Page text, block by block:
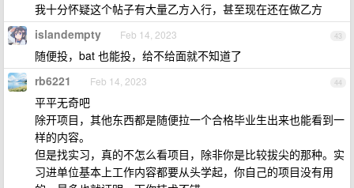
我十分怀疑这个帖子有大量乙方入行，甚至现在还在做乙方
43
islandempty Feb 14, 2023
随便投，bat 也能投，给不给面就不知道了
44
rb6221 Feb 14, 2023
平平无奇吧
除开项目，其他东西都是随便拉一个合格毕业生出来也能看到一
样的内容。
但是找实习，真的不怎么看项目，除非你是比较拔尖的那种。实
习进单位基本上工作内容都要从头学起，你自己的项目没有用